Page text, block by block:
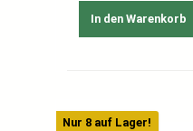
In den Warenkorb
Nur 8 auf Lager!